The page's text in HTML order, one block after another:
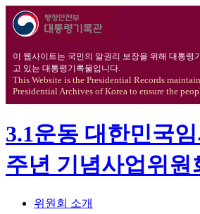
이 웹사이트는 국민의 알권리 보장을 위해 대통
고 있는 대통령기록물입니다.
This Website is the Presidential Records
Presidential Archives of Korea to ensure the
3.1운동 대한민국
주년 기념사업위원
위원회 소개